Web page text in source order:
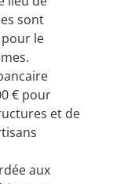
sont
le
.
€ pour
et de
aux